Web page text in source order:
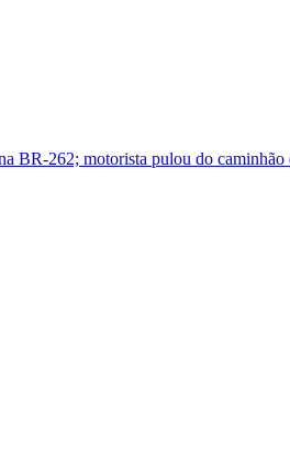
BR-262; motorista pulou do